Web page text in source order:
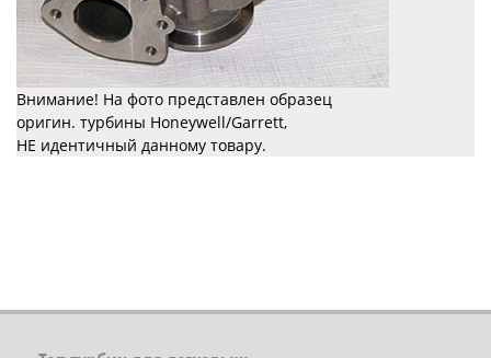
Внимание! На фото представлен образец
оригин. турбины Honeywell/Garrett,
НЕ идентичный данному товару.